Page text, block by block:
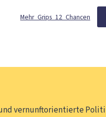
Mehr_Grips_12_Chancen
vernunftorientierte